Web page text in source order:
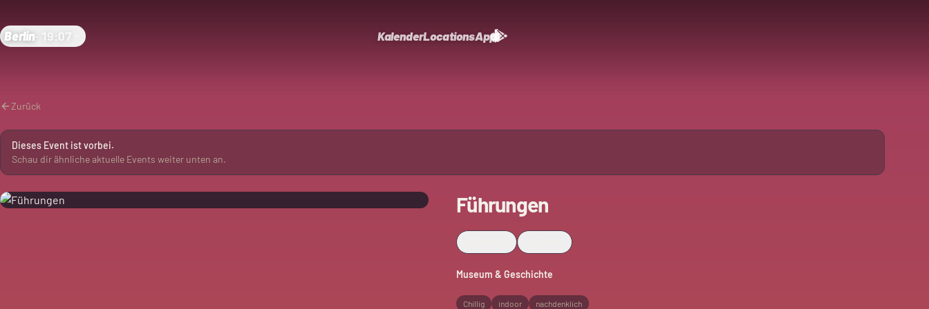
Berlin· 19:07 KalenderLocationsApp
Zurück
Dieses Event ist vorbei.
Schau dir ähnliche aktuelle Events weiter unten an.
Führungen
Museum & Geschichte
Chillig indoor nachdenklich